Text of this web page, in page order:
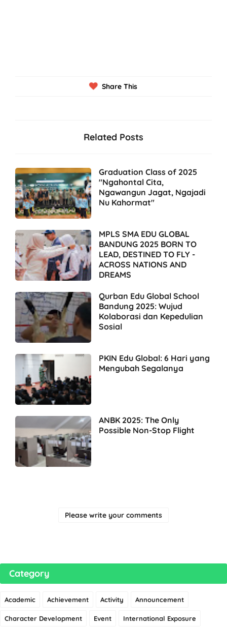
Share This
Related Posts
Graduation Class of 2025
"Ngahontal Cita,
Ngawangun Jagat, Ngajadi
Nu Kahormat"
MPLS SMA EDU GLOBAL
BANDUNG 2025 BORN TO
LEAD, DESTINED TO FLY -
ACROSS NATIONS AND
DREAMS
Qurban Edu Global School
Bandung 2025: Wujud
Kolaborasi dan Kepedulian
Sosial
PKIN Edu Global: 6 Hari yang
Mengubah Segalanya
ANBK 2025: The Only
Possible Non-Stop Flight
Please write your comments
Category
Academic Achievement Activity Announcement
Character Development Event International Exposure